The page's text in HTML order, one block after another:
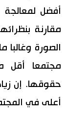
أفضل لمعالجة
مقارنة
الصورة وغالبا
مجتمعا أقل
حقوقها. إن
أعلى في